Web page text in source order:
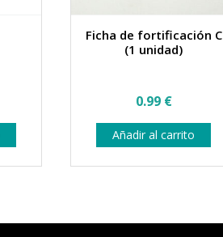
Ficha de fortificación C
(1 unidad)
0.99 €
Añadir al carrito